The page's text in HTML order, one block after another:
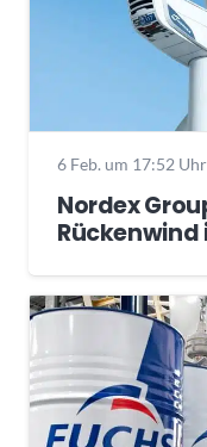
6 Feb. um 17:52 Uhr
Nordex
Rückenwind